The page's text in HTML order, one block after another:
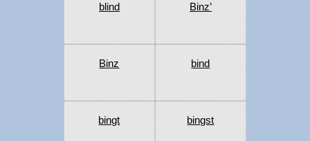
blind Binz’
Binz bind
bingt bingst